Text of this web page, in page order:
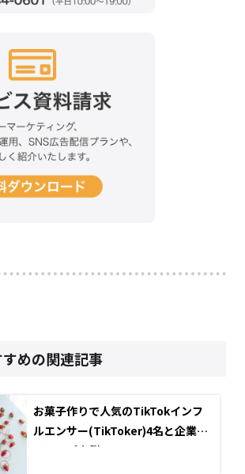
めの関連記事
お菓子作りで人気のTikTokインフ
ルエンサー(TikToker)4名と企業タ
イアップ事例